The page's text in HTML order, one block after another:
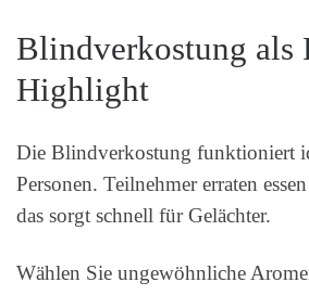
Blindverkostung als
Highlight
Die Blindverkostung funktioniert
Personen. Teilnehmer erraten
das sorgt schnell für Gelächter.
Wählen Sie ungewöhnliche